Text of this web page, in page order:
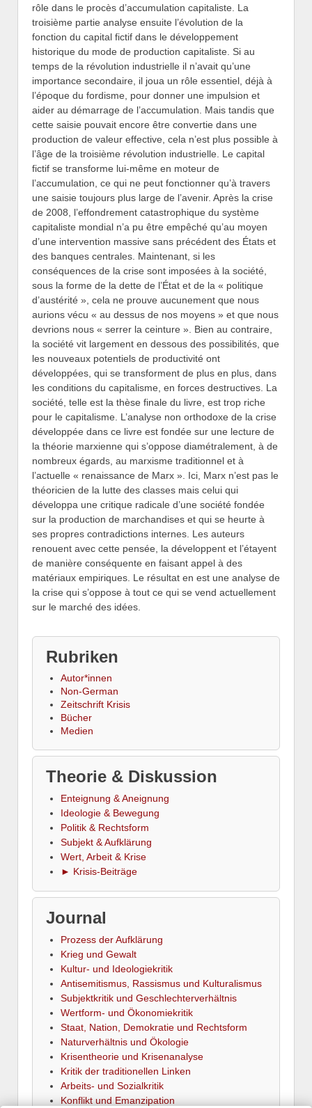
rôle dans le procès d’accumulation capitaliste. La
troisième partie analyse ensuite l’évolution de la
fonction du capital fictif dans le développement
historique du mode de production capitaliste. Si au
temps de la révolution industrielle il n’avait qu’une
importance secondaire, il joua un rôle essentiel, déjà à
l’époque du fordisme, pour donner une impulsion et
aider au démarrage de l’accumulation. Mais tandis que
cette saisie pouvait encore être convertie dans une
production de valeur effective, cela n’est plus possible à
l’âge de la troisième révolution industrielle. Le capital
fictif se transforme lui-même en moteur de
l’accumulation, ce qui ne peut fonctionner qu’à travers
une saisie toujours plus large de l’avenir. Après la crise
de 2008, l’effondrement catastrophique du système
capitaliste mondial n’a pu être empêché qu’au moyen
d’une intervention massive sans précédent des États et
des banques centrales. Maintenant, si les
conséquences de la crise sont imposées à la société,
sous la forme de la dette de l’État et de la « politique
d’austérité », cela ne prouve aucunement que nous
aurions vécu « au dessus de nos moyens » et que nous
devrions nous « serrer la ceinture ». Bien au contraire,
la société vit largement en dessous des possibilités, que
les nouveaux potentiels de productivité ont
développées, qui se transforment de plus en plus, dans
les conditions du capitalisme, en forces destructives. La
société, telle est la thèse finale du livre, est trop riche
pour le capitalisme. L’analyse non orthodoxe de la crise
développée dans ce livre est fondée sur une lecture de
la théorie marxienne qui s’oppose diamétralement, à de
nombreux égards, au marxisme traditionnel et à
l’actuelle « renaissance de Marx ». Ici, Marx n’est pas le
théoricien de la lutte des classes mais celui qui
développa une critique radicale d’une société fondée
sur la production de marchandises et qui se heurte à
ses propres contradictions internes. Les auteurs
renouent avec cette pensée, la développent et l’étayent
de manière conséquente en faisant appel à des
matériaux empiriques. Le résultat en est une analyse de
la crise qui s’oppose à tout ce qui se vend actuellement
sur le marché des idées.
Rubriken
Autor*innen
Non-German
Zeitschrift Krisis
Bücher
Medien
Theorie & Diskussion
Enteignung & Aneignung
Ideologie & Bewegung
Politik & Rechtsform
Subjekt & Aufklärung
Wert, Arbeit & Krise
► Krisis-Beiträge
Journal
Prozess der Aufklärung
Krieg und Gewalt
Kultur- und Ideologiekritik
Antisemitismus, Rassismus und Kulturalismus
Subjektkritik und Geschlechterverhältnis
Wertform- und Ökonomiekritik
Staat, Nation, Demokratie und Rechtsform
Naturverhältnis und Ökologie
Krisentheorie und Krisenanalyse
Kritik der traditionellen Linken
Arbeits- und Sozialkritik
Konflikt und Emanzipation